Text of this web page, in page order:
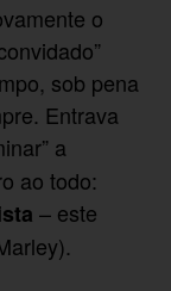
o
sob pena
Entrava
a
ao todo:
– este